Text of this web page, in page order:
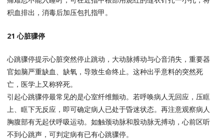
积血排出，消毒后加压包扎指甲。
21 心脏骤停
心跳骤停提示心脏突然停止跳动，大动脉搏动与心音消失，重要器
官如脑严重缺血、缺氧，导致生命终止。这种出乎意料的突然死
亡，医学上又称猝死。
引起心跳骤停最常见的是心室纤维颤动。若呼唤病人无回应，压眶
上、眶下无反应，即可确定病人已处于昏迷状态。再注意观察病人
胸腹部有无起伏呼吸运动。如触颈动脉和股动脉无搏动，心前区听
不到心跳声，可判定病有已有心跳骤停。